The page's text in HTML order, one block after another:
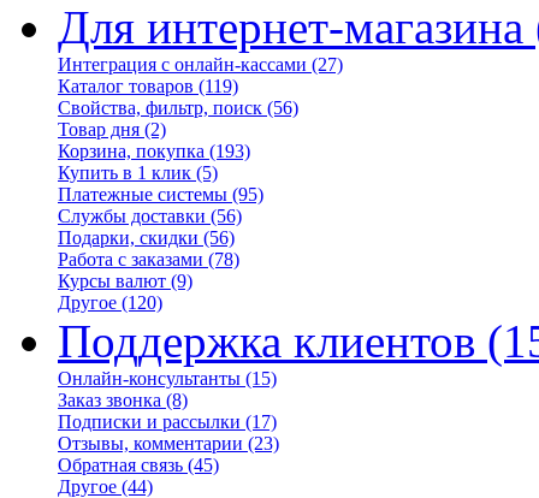
Для интернет-магазина
Интеграция с онлайн-кассами (27)
Каталог товаров (119)
Свойства, фильтр, поиск (56)
Товар дня (2)
Корзина, покупка (193)
Купить в 1 клик (5)
Платежные системы (95)
Службы доставки (56)
Подарки, скидки (56)
Работа с заказами (78)
Курсы валют (9)
Другое (120)
Поддержка клиентов
Онлайн-консультанты (15)
Заказ звонка (8)
Подписки и рассылки (17)
Отзывы, комментарии (23)
Обратная связь (45)
Другое (44)